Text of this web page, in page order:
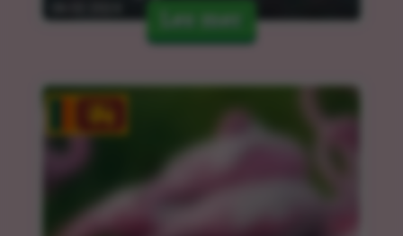
Les mer